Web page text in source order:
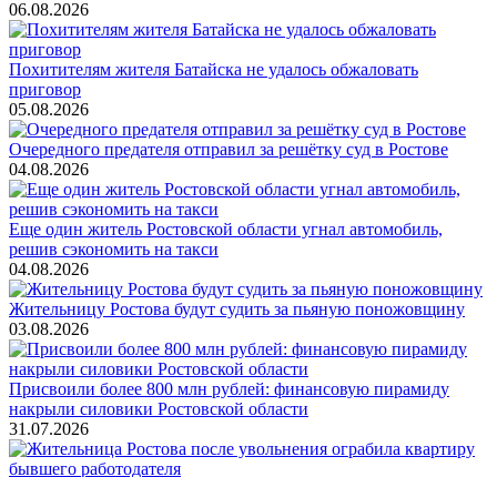
06.08.2026
Похитителям жителя Батайска не удалось обжаловать
приговор
05.08.2026
Очередного предателя отправил за решётку суд в Ростове
04.08.2026
Еще один житель Ростовской области угнал автомобиль,
решив сэкономить на такси
04.08.2026
Жительницу Ростова будут судить за пьяную поножовщину
03.08.2026
Присвоили более 800 млн рублей: финансовую пирамиду
накрыли силовики Ростовской области
31.07.2026